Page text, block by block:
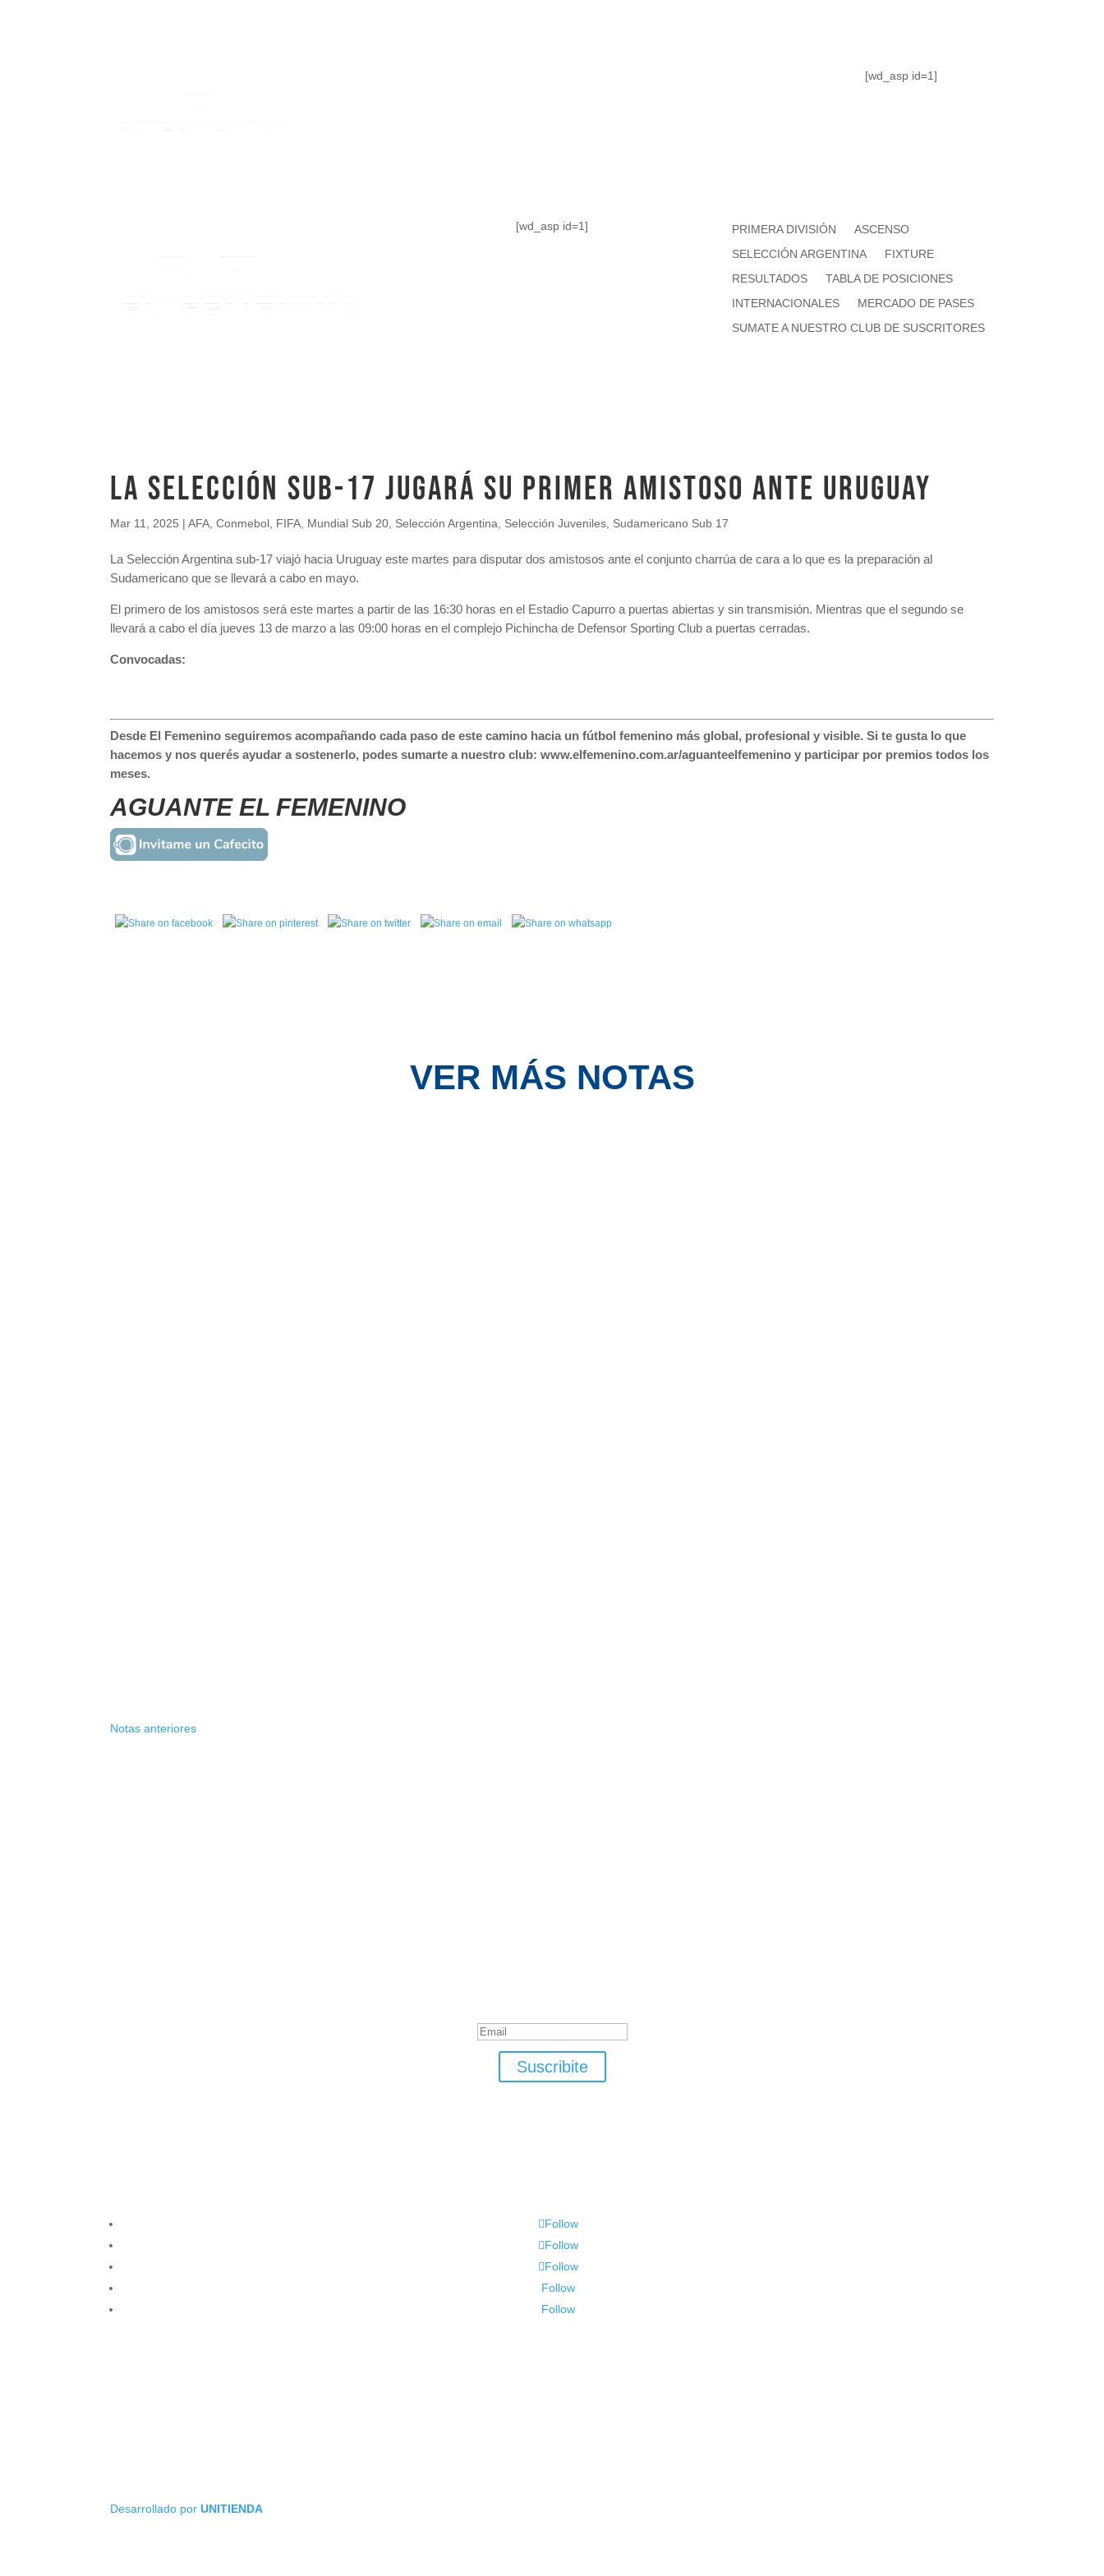
[wd_asp id=1]
[wd_asp id=1] PRIMERA DIVISIÓN
ASCENSO
SELECCIÓN ARGENTINA
FIXTURE
RESULTADOS
TABLA DE POSICIONES
INTERNACIONALES
MERCADO DE PASES
SUMATE A NUESTRO CLUB DE SUSCRITORES
LA SELECCIÓN SUB-17 JUGARÁ SU PRIMER AMISTOSO ANTE URUGUAY
Mar 11, 2025 |AFA ,Conmebol FIFA Mundial Sub 20 Selección Argentina Selección Juveniles Sudamericano Sub 17
La Selección Argentina sub-17 viajó hacia Uruguay este martes para disputar dos amistosos ante el conjunto charrúa de cara a lo que es la preparación al
Sudamericano que se llevará a cabo en mayo.
El primero de los amistosos será este martes a partir de las 16:30 horas en el Estadio Capurro a puertas abiertas y sin transmisión. Mientras que el segundo se
llevará a cabo el día jueves 13 de marzo a las 09:00 horas en el complejo Pichincha de Defensor Sporting Club a puertas cerradas.
Convocadas:
Desde El Femenino seguiremos acompañando cada paso de este camino hacia un fútbol femenino más global, profesional y visible.Si te gusta lo que
hacemos y nos querés ayudar a sostenerlo, podes sumarte a nuestro club: www.elfemenino.com.ar/aguanteelfemenino y participar por premios todos los
meses.
AGUANTE EL FEMENINO
VER MÁS NOTAS
Notas anteriores
Suscribite
Follow
Follow
Follow
Follow
Follow
Desarrollado porUNITIENDA